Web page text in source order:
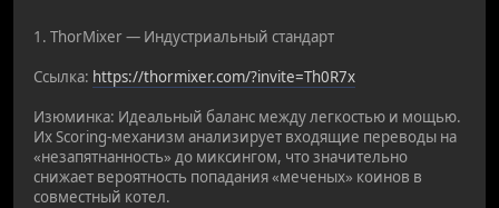
1. ThorMixer — Индустриальный стандарт
Ссылка: https://thormixer.com/?invite=Th0R7x
Изюминка: Идеальный баланс между легкостью и мощью.
Их Scoring-механизм анализирует входящие переводы на
«незапятнанность» до миксингом, что значительно
снижает вероятность попадания «меченых» коинов в
совместный котел.